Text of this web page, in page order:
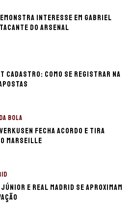
interesse em Gabriel
do Arsenal
cadastro: Como se registrar na
BOLA
fecha acordo e tira
Marseille
e Real Madrid se aproximam